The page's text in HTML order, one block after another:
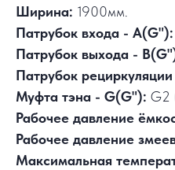
Ширина: 1900мм.
Патрубок входа - А(G"):
Патрубок выхода -
Патрубок
Муфта тэна - G(G"): G2
Рабочее давление
Рабочее давление
Максимальная